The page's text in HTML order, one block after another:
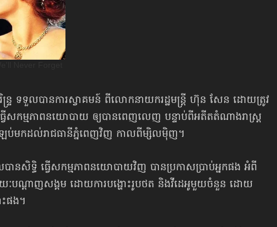
ន្ទ្រ ទទួលបានការស្វាគមន៍ ពីលោកនាយករដ្ឋមន្ត្រី ហ៊ុន សែន ដោយត្រូវ
វើសកម្មភាពនយោបាយ ឲ្យបានពេញលេញ បន្ទាប់ពីអតីតតំណាងរាស្ត្រ
ប់មកដល់រាជធានីភ្នំពេញវិញ កាលពីម្សិលម៉ិញ។
នសិទ្ធិ ធ្វើសកម្មភាពនយោបាយវិញ បានប្រកាសប្រាប់អ្នកផង អំពី
ៈបណ្ដាញសង្គម ដោយការបង្ហោះរូបថត និងវីដេអូមួយចំនួន ដោយ
ផង។